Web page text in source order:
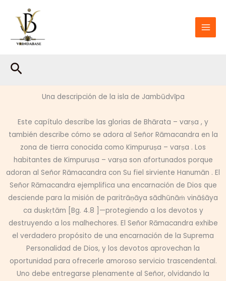
contenido
Buscar
Una descripción de la isla de Jambūdvīpa
Este capítulo describe las glorias de Bhārata – varṣa , y
también describe cómo se adora al Señor Rāmacandra en la
zona de tierra conocida como Kimpuruṣa – varṣa . Los
habitantes de Kimpuruṣa – varṣa son afortunados porque
adoran al Señor Rāmacandra con Su fiel sirviente Hanumān . El
Señor Rāmacandra ejemplifica una encarnación de Dios que
desciende para la misión de paritrāṇāya sādhūnāṁ vināśāya
ca duṣkṛtām [Bg. 4.8 ]—protegiendo a los devotos y
destruyendo a los malhechores. El Señor Rāmacandra exhibe
el verdadero propósito de una encarnación de la Suprema
Personalidad de Dios, y los devotos aprovechan la
oportunidad para ofrecerle amoroso servicio trascendental.
Uno debe entregarse plenamente al Señor, olvidando la